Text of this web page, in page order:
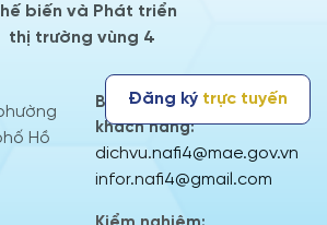
biến và Phát triển
thị trường vùng 4
Hồ
Bộ phận Thông tin dịch vụ
khách hàng:
dichvu.nafi4@mae.gov.vn
infor.nafi4@gmail.com
Đăng ký trực tuyến